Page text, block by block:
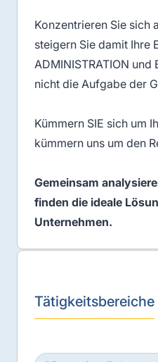
Konzentrieren Sie sich
steigern Sie damit Ihre
ADMINISTRATION und
nicht die Aufgabe der
Kümmern SIE sich um
kümmern uns um den
Gemeinsam
finden die ideale
Unternehmen.
Tätigkeitsbereiche